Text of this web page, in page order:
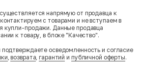
напрямую от продавца к
с товарами и не вступаем в
купли-продажи. Данные продавца
к товару, в блоке "Качество".
осведомленность и согласие
,возврата,гарантий и публичной оферты.